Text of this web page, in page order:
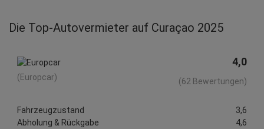
Die Top-Autovermieter auf Curaçao 2025
(Europcar)
4,0
(62 Bewertungen)
Fahrzeugzustand
3,6
Abholung & Rückgabe
4,6